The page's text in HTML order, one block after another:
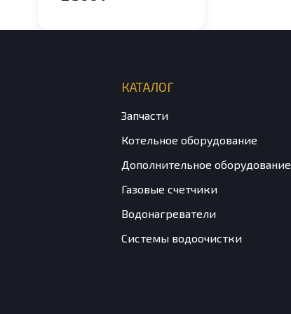
КАТАЛОГ
Запчасти
Котельное оборудование
Дополнительное оборудование
Газовые счетчики
Водонагреватели
Системы водоочистки